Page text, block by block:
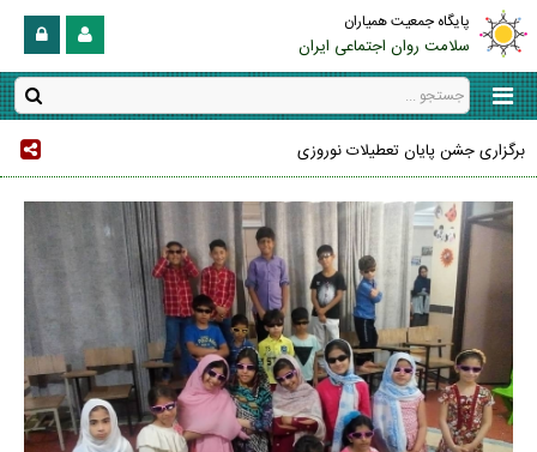
پایگاه جمعیت همیاران
سلامت روان اجتماعی ایران
برگزاری جشن پایان تعطیلات نوروزی